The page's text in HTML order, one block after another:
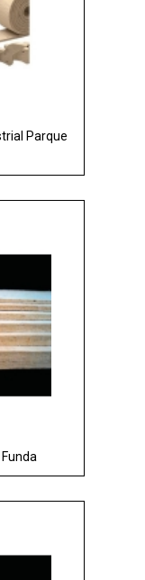
Parque